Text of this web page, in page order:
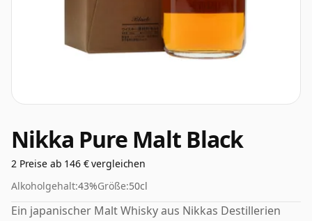
Nikka Pure Malt Black
2 Preise ab 146 € vergleichen
Alkoholgehalt:43%Größe:50cl
Ein japanischer Malt Whisky aus Nikkas Destillerien